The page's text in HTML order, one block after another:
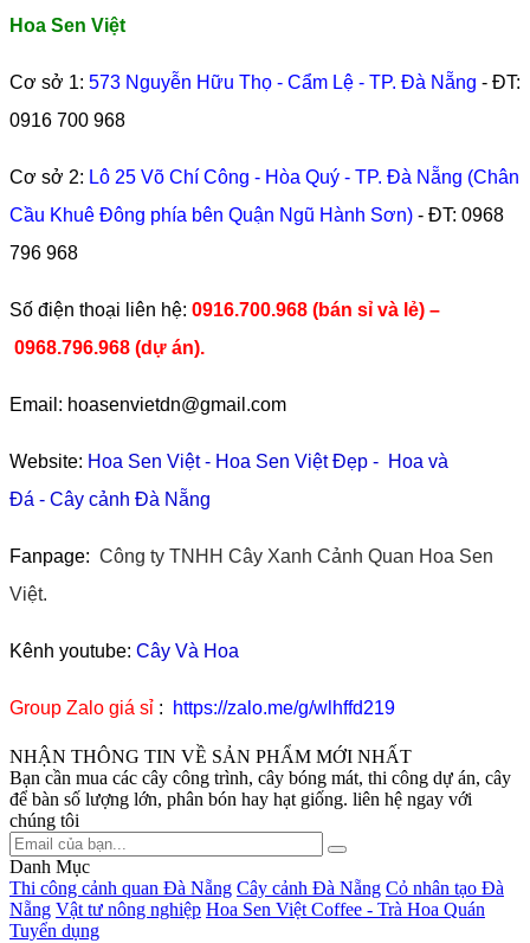
Hoa Sen Việt
Cơ sở 1: 573 Nguyễn Hữu Thọ - Cẩm Lệ - TP. Đà Nẵng - ĐT:
0916 700 968
Cơ sở 2: Lô 25 Võ Chí Công - Hòa Quý - TP. Đà Nẵng (Chân
Cầu Khuê Đông phía bên Quận Ngũ Hành Sơn) - ĐT: 0968
796 968
​Số điện thoại liên hệ: 0916.700.968 (bán sỉ và lẻ) –
0968.796.968 (dự án).
Email: hoasenvietdn@gmail.com
Website: Hoa Sen Việt- Hoa Sen Việt Đẹp - Hoa và
Đá - Cây cảnh Đà Nẵng
Fanpage: Công ty TNHH Cây Xanh Cảnh Quan Hoa Sen
Việt.
Kênh youtube: Cây Và Hoa
Group Zalo giá sỉ : https://zalo.me/g/wlhffd219
NHẬN THÔNG TIN VỀ SẢN PHẨM MỚI NHẤT
Bạn cần mua các cây công trình, cây bóng mát, thi công dự án, cây
để bàn số lượng lớn, phân bón hay hạt giống. liên hệ ngay với
chúng tôi
Danh Mục
Thi công cảnh quan Đà Nẵng Cây cảnh Đà Nẵng Cỏ nhân tạo Đà
Nẵng Vật tư nông nghiệp Hoa Sen Việt Coffee - Trà Hoa Quán
Tuyển dụng